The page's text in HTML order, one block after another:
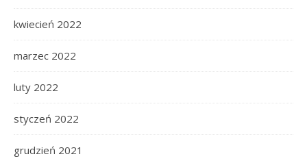
kwiecień 2022
marzec 2022
luty 2022
styczeń 2022
grudzień 2021